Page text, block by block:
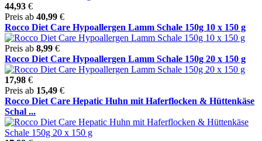
44,93 €
Preis ab 40,99 €
Rocco Diet Care Hypoallergen Lamm Schale 150g 10 x 150 g
Preis ab 8,99 €
Rocco Diet Care Hypoallergen Lamm Schale 150g 20 x 150 g
17,98 €
Preis ab 15,49 €
Rocco Diet Care Hepatic Huhn mit Haferflocken & Hüttenkäse
Schal ...